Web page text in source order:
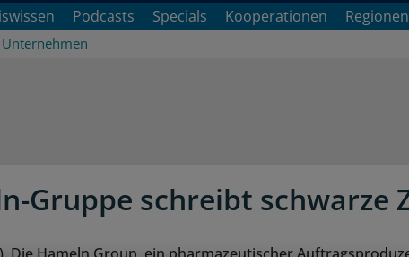
Podcasts Specials Kooperationen Regionen
Unternehmen
Gruppe schreibt schwarze